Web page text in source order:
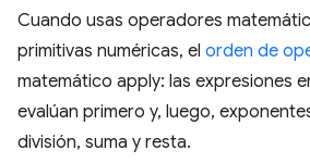
Cuando usas operadores
primitivas numéricas, el orden de
matemático apply: las expresiones
evalúan primero y, luego,
división, suma y resta.